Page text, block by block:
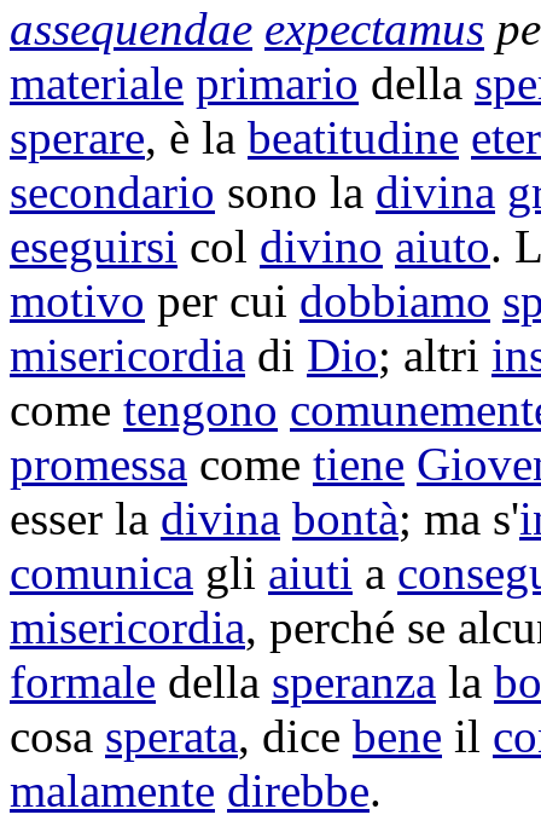
assequendae expectamus
materiale primario della
sperare, è la beatitudine
secondario sono la divina
eseguirsi col divino aiuto.
motivo per cui dobbiamo
misericordia di Dio; altri
come tengono
promessa come tiene
esser la divina bontà; ma s'
comunica gli aiuti a
misericordia, perché se
formale della speranza la
cosa sperata, dice bene il
malamente direbbe.